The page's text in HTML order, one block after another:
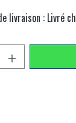
livraison : Livré
: